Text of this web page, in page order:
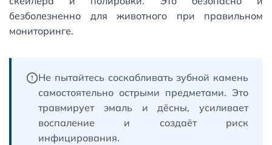
безболезненно для животного при правильном
мониторинге.
Не пытайтесь соскабливать зубной камень
самостоятельно острыми предметами. Это
травмирует эмаль и дёсны, усиливает
воспаление и создаёт риск
инфицирования.